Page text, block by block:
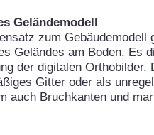
Geländemodell
zum
Geländes am Boden. Es
der digitalen
Gitter oder als
auch Bruchkanten und